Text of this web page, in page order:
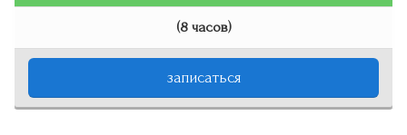
(8 часов)
записаться